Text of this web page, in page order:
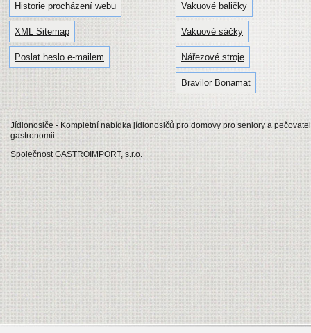
Historie procházení webu
XML Sitemap
Poslat heslo e-mailem
Vakuové baličky
Vakuové sáčky
Nářezové stroje
Bravilor Bonamat
Jídlonosiče - Kompletní nabídka jídlonosičů pro domovy pro seniory a
gastronomii
Společnost GASTROIMPORT, s.r.o.